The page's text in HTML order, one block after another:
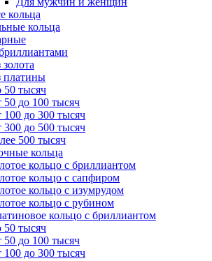
кольца
кольца
платины
50 тысяч
50 до 100 тысяч
100 до 300 тысяч
300 до 500 тысяч
500 тысяч
кольца
кольцо с бриллиантом
кольцо с сапфиром
кольцо с изумрудом
кольцо с рубином
кольцо с бриллиантом
50 тысяч
50 до 100 тысяч
100 до 300 тысяч